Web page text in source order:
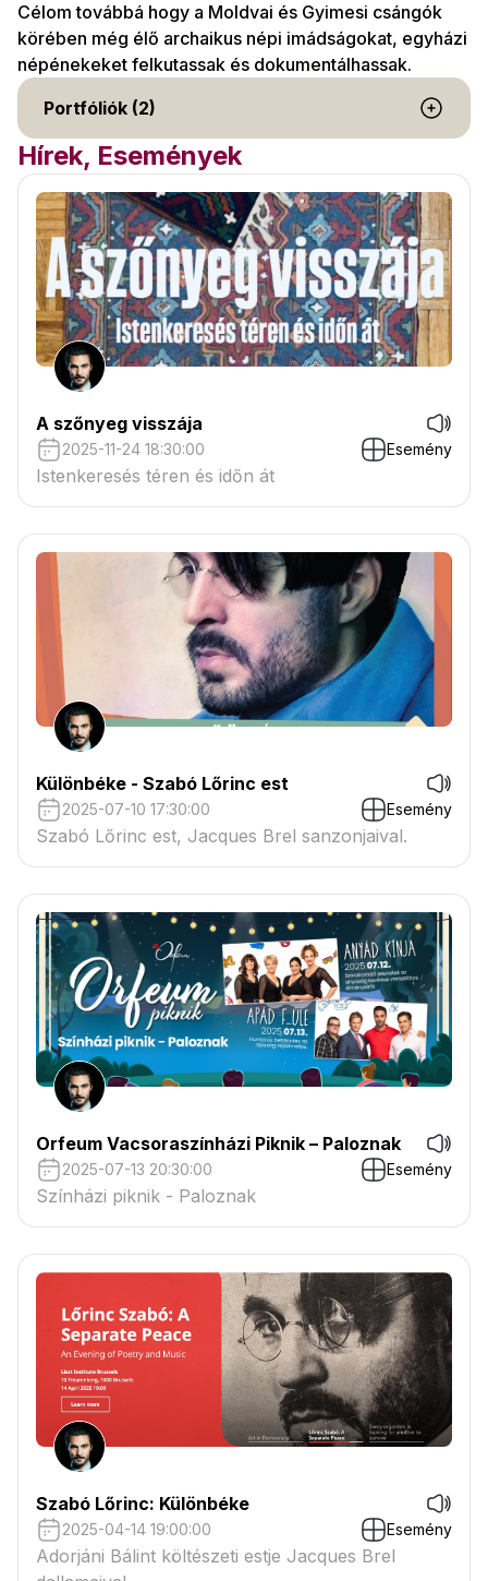
Célom továbbá hogy a Moldvai és Gyimesi csángók
körében még élő archaikus népi imádságokat, egyházi
népénekeket felkutassak és dokumentálhassak.
Portfóliók (2)
Hírek, Események
A szőnyeg visszája
2025-11-24 18:30:00 Esemény
Istenkeresés téren és időn át
Különbéke - Szabó Lőrinc est
2025-07-10 17:30:00 Esemény
Szabó Lőrinc est, Jacques Brel sanzonjaival.
Orfeum Vacsoraszínházi Piknik – Paloznak
2025-07-13 20:30:00 Esemény
Színházi piknik - Paloznak
Szabó Lőrinc: Különbéke
2025-04-14 19:00:00 Esemény
Adorjáni Bálint költészeti estje Jacques Brel